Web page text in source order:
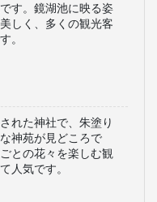
す。鏡湖池に映る姿
しく、多くの観光客
。
れた神社で、朱塗り
神苑が見どころで
との花々を楽しむ観
人気です。